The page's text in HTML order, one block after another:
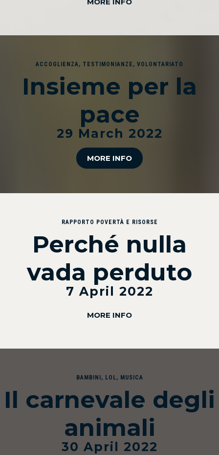
ACCOGLIENZA, TESTIMONIANZE , VOLONTARIATO
Insieme per la
pace
29 March 2022
MORE INFO
RAPPORTO POVERTÀ E RISORSE
Perché nulla
vada perduto
7 April 2022
MORE INFO
BAMBINI , LOL, MUSICA
Il carnevale degli
animali
30 April 2022